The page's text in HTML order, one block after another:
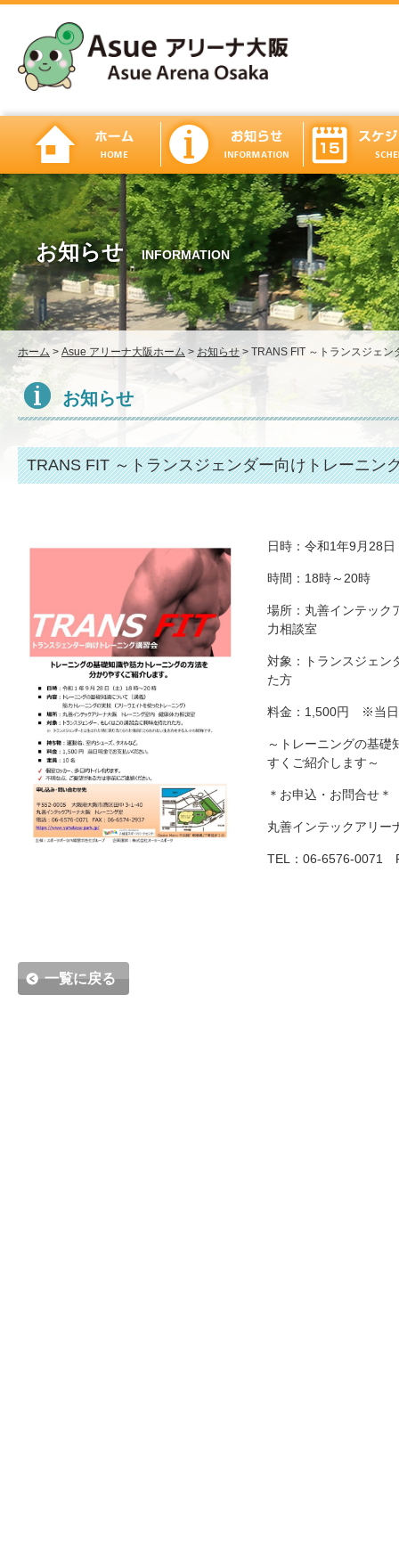
お知らせ INFORMATION
ホーム > Asue アリーナ大阪ホーム > お知らせ > TRANS FIT ～トランスジェ
お知らせ
TRANS FIT ～トランスジェンダー向けトレーニン
日時：令和1年9月28日
時間： 18時～20時
場所：丸善インテッ
力相談室
対象：トランスジェン
た方
料金： 1,500円 ※当日
～トレーニングの基礎
すくご紹介します～
＊お申込・お問合せ＊
丸善インテックアリ
TEL：06-6576-0071
一覧に戻る